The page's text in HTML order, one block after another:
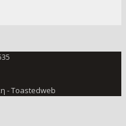
- Toastedweb